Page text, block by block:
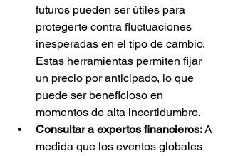
futuros pueden ser útiles para
protegerte contra fluctuaciones
inesperadas en el tipo de cambio.
Estas herramientas permiten fijar
un precio por anticipado, lo que
puede ser beneficioso en
momentos de alta incertidumbre.
Consultar a expertos financieros: A
medida que los eventos globales